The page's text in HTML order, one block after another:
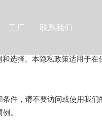
工厂 联系我们
选择。本隐私政策适用于
件，请不要访问或使用我
。